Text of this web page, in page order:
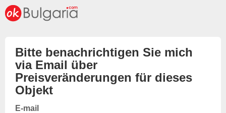
Bitte benachrichtigen Sie mich
via Email über
Preisveränderungen für dieses
Objekt
E-mail